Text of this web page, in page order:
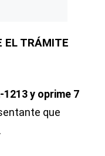
EL TRÁMITE
y oprime 7
que